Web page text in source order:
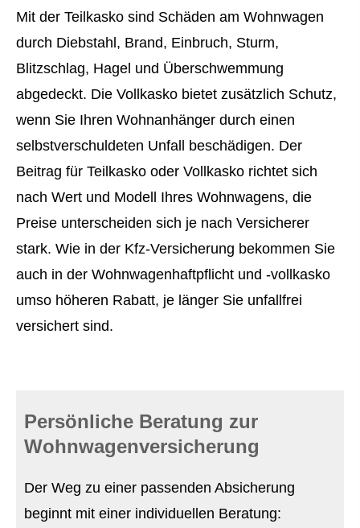
Mit der Teilkasko sind Schäden am Wohnwagen
durch Diebstahl, Brand, Einbruch, Sturm,
Blitzschlag, Hagel und Überschwemmung
abgedeckt. Die Vollkasko bietet zusätzlich Schutz,
wenn Sie Ihren Wohnanhänger durch einen
selbstverschuldeten Unfall beschädigen. Der
Beitrag für Teilkasko oder Vollkasko richtet sich
nach Wert und Modell Ihres Wohnwagens, die
Preise unterscheiden sich je nach Versicherer
stark. Wie in der Kfz-Versicherung bekommen Sie
auch in der Wohnwagenhaftpflicht und -vollkasko
umso höheren Rabatt, je länger Sie unfallfrei
versichert sind.
Persönliche Beratung zur
Wohnwagenversicherung
Der Weg zu einer passenden Absicherung
beginnt mit einer individuellen Beratung: